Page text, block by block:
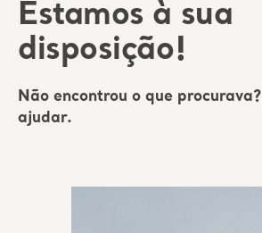
Estamos à sua
disposição!
Não encontrou o que
ajudar.